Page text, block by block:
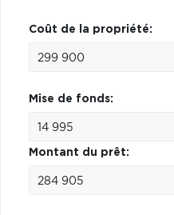
Coût de la propriété:
Mise de fonds:
Montant du prêt: